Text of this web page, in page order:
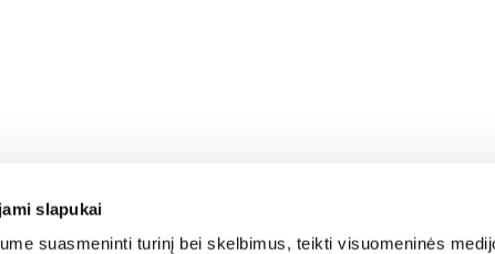
slapukai
suasmeninti turinį bei skelbimus, teikti visuomeninės